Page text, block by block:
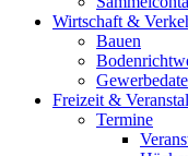
Wirtschaft &
Bauen
Freizeit &
Termine